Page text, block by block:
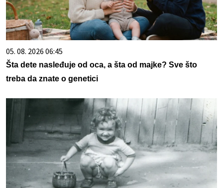
05. 08. 2026 06:45
Šta dete nasleđuje od oca, a šta od majke? Sve što
treba da znate o genetici